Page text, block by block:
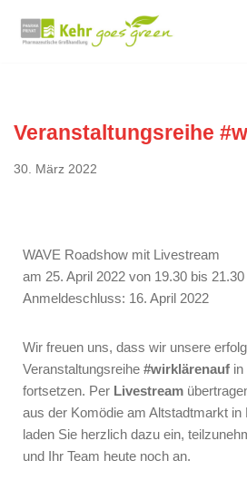
Zum
Veranstaltungsreihe
30. März 2022
WAVE Roadshow mit Livestream
am 25. April 2022 von 19.30 bis
Anmeldeschluss: 16. April 2022
Wir freuen uns, dass wir unsere
Veranstaltungsreihe #wirklärenauf
fortsetzen. Per Livestream
aus der Komödie am Altstadtmarkt in
laden Sie herzlich dazu ein,
und Ihr Team heute noch an.